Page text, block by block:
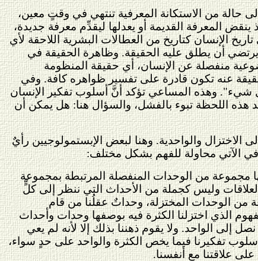
حالة من الاستكانة المعرفية تنتهي في وقتٍ معين،
المعرفة القديمة أو يعدلها ليقدِّم معرفة جديدة،
الإنسان كتاريخ من العطالات البشرية اللاحقة لأي
يرتضي أن يطلق عليه الحقيقة. وظاهرة الحقيقة في
منفصلة عن الإنسان، أي حقيقة المنظومة
عنه تكون قادرة على تفسير ظواهره كافة. وفي
شيء". وهذه المساعي تؤكد أنَّ أسلوب تفكير الإنسان
هذه اللحظة تبوء بالفشل، والسؤال هنا: هل يمكن أن
والواحدية. وهنا لبعض الإبستمولوجيين رأيٌ
وفي الآتي محاولة للفهم بشكل مختلف:
مجموعة من الوحدات المنفصلة المرتبطة بمجموعة
وليس كجملة من الأحداث التي ننظر إلى كلٍّ
من الوحدات المختزلة، وحداتٌ عقلُنا من قام
الذي اختزلنا الكثرة فيه بوصفها وحدات وأحداث
إلى الواحد. ولا يقوم ذهننا بذلك إلا لأنه لم يعي
تفكيرنا فيما يخص الكثرة والواحد على حدٍ سواء،
علاقتنا مع أنفسنا.